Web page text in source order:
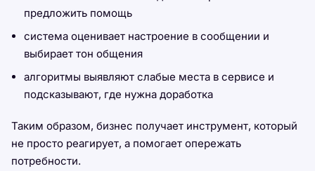
предложить помощь
система оценивает настроение в сообщении и
выбирает тон общения
алгоритмы выявляют слабые места в сервисе и
подсказывают, где нужна доработка
Таким образом, бизнес получает инструмент, который
не просто реагирует, а помогает опережать
потребности.